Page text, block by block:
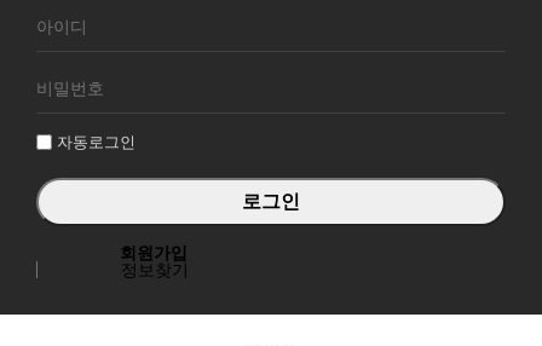
원
그
자동로그인
회원가입
정보찾기